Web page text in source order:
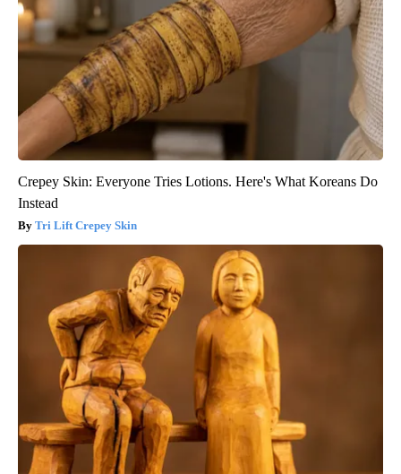
Crepey Skin: Everyone Tries Lotions. Here's What Koreans Do
Instead
Tri Lift Crepey Skin